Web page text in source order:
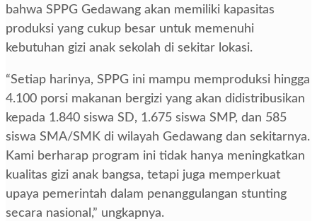
bahwa SPPG Gedawang akan memiliki kapasitas
produksi yang cukup besar untuk memenuhi
kebutuhan gizi anak sekolah di sekitar lokasi.
“Setiap harinya, SPPG ini mampu memproduksi hingga
4.100 porsi makanan bergizi yang akan didistribusikan
kepada 1.840 siswa SD, 1.675 siswa SMP, dan 585
siswa SMA/SMK di wilayah Gedawang dan sekitarnya.
Kami berharap program ini tidak hanya meningkatkan
kualitas gizi anak bangsa, tetapi juga memperkuat
upaya pemerintah dalam penanggulangan stunting
secara nasional,” ungkapnya.